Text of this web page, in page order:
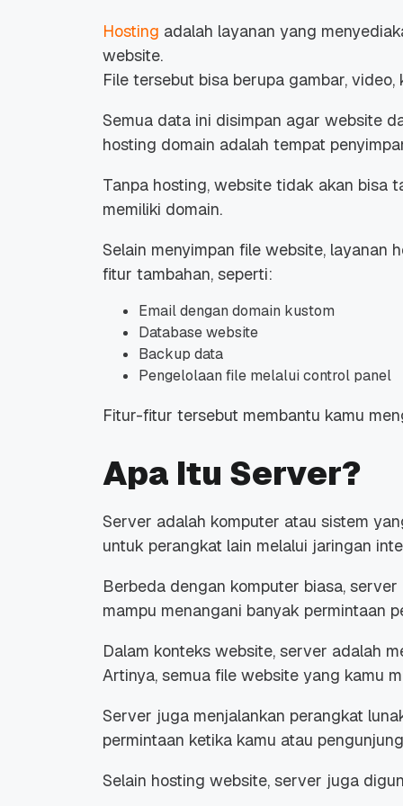
Hosting adalah layanan yang
website.
File tersebut bisa berupa gambar,
Semua data ini disimpan agar website
hosting domain adalah tempat
Tanpa hosting, website tidak akan bisa
memiliki domain.
Selain menyimpan file website, layanan
fitur tambahan, seperti:
Email dengan domain kustom
Database website
Backup data
Pengelolaan file melalui control panel
Fitur-fitur tersebut membantu kamu
Apa Itu Server?
Server adalah komputer atau sistem
untuk perangkat lain melalui jaringan
Berbeda dengan komputer biasa,
mampu menangani banyak permintaan
Dalam konteks website, server adalah
Artinya, semua file website yang kamu
Server juga menjalankan perangkat
permintaan ketika kamu atau
Selain hosting website, server juga